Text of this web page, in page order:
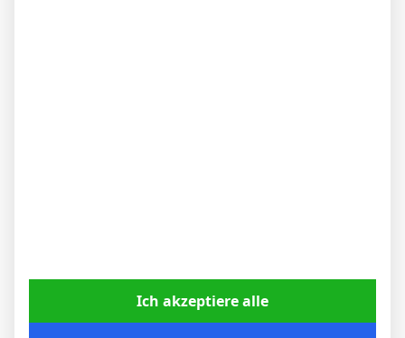
BVB – Netradio: Das Webradio von Borussia
Dortmund live
Ich akzeptiere alle